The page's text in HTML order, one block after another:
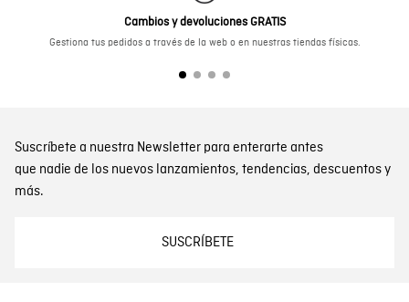
Regalos para el Día de la Mujer vestidos
Regalos para el Día de la Mujer faldas y shorts
•Regalos para el Día de la Mujer pantalones
Cambios y devoluciones GRATIS
Gestiona tus pedidos a través de la web o en nuestras tiendas físicas.
Suscríbete a nuestra Newsletter para enterarte antes
que nadie de los nuevos lanzamientos, tendencias, descuentos y
más.
SUSCRÍBETE